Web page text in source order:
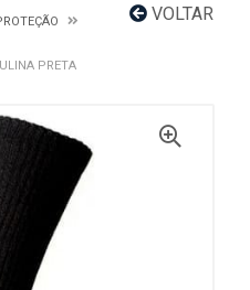
VOLTAR
PRETA